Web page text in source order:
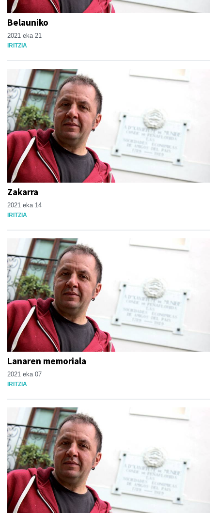
Belauniko
2021 eka 21
IRITZIA
Zakarra
2021 eka 14
IRITZIA
Lanaren memoriala
2021 eka 07
IRITZIA